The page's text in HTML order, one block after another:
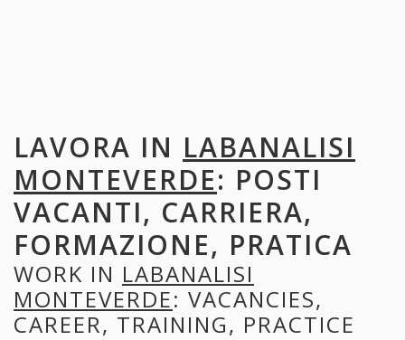
LAVORA IN LABANALISI
MONTEVERDE: POSTI
VACANTI, CARRIERA,
FORMAZIONE, PRATICA
WORK IN LABANALISI
MONTEVERDE: VACANCIES,
CAREER, TRAINING, PRACTICE